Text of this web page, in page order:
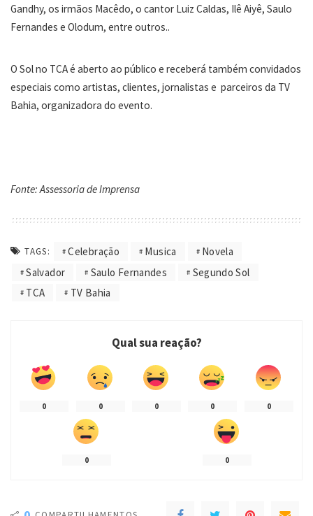
Gandhy, os irmãos Macêdo, o cantor Luiz Caldas, Ilê Aiyê, Saulo
Fernandes e Olodum, entre outros..
O Sol no TCA é aberto ao público e receberá também convidados
especiais como artistas, clientes, jornalistas e parceiros da TV
Bahia, organizadora do evento.
Fonte: Assessoria de Imprensa
TAGS: Celebração Musica
Novela
Salvador
Saulo Fernandes
Segundo Sol
TCA
TV Bahia
Qual sua reação?
0 0 0 0 0
0 0